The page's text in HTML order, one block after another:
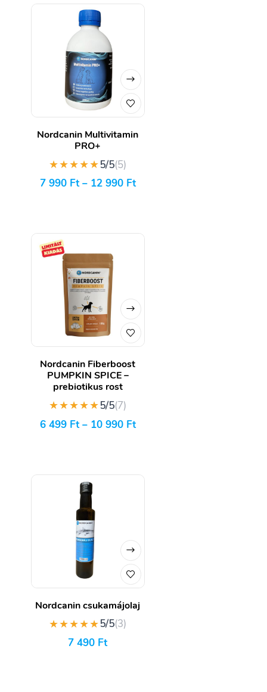
Nordcanin Multivitamin
PRO+
★★★★★5/5(5)
7 990 Ft– 12 990 Ft
Nordcanin Fiberboost
PUMPKIN SPICE –
prebiotikus rost
★★★★★5/5(7)
6 499 Ft– 10 990 Ft
Nordcanin csukamájolaj
★★★★★5/5(3)
7 490 Ft